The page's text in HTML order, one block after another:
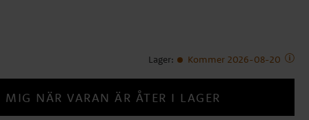
Lager: Kommer 2026-08-20
MIG NÄR VARAN ÄR ÅTER I LAGER